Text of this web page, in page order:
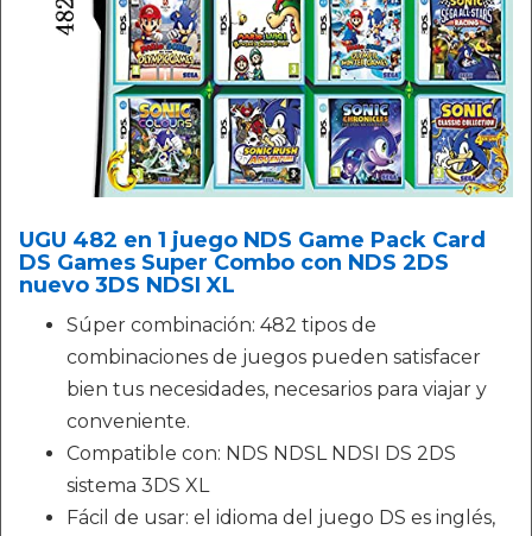
UGU 482 en 1 juego NDS Game Pack Card
DS Games Super Combo con NDS 2DS
nuevo 3DS NDSI XL
Súper combinación: 482 tipos de
combinaciones de juegos pueden satisfacer
bien tus necesidades, necesarios para viajar y
conveniente.
Compatible con: NDS NDSL NDSI DS 2DS
sistema 3DS XL
Fácil de usar: el idioma del juego DS es inglés,